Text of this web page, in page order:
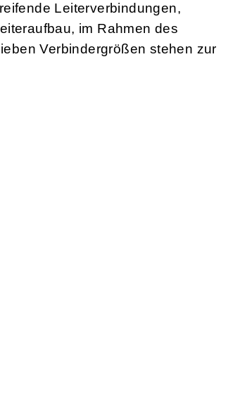
Leiterverbindungen,
im Rahmen des
Verbindergrößen stehen zur